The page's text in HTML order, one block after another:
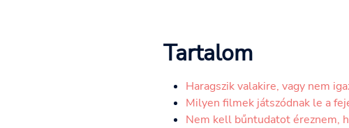
Tartalom
Haragszik valakire, vagy nem
Milyen filmek játszódnak le a
Nem kell bűntudatot éreznem,